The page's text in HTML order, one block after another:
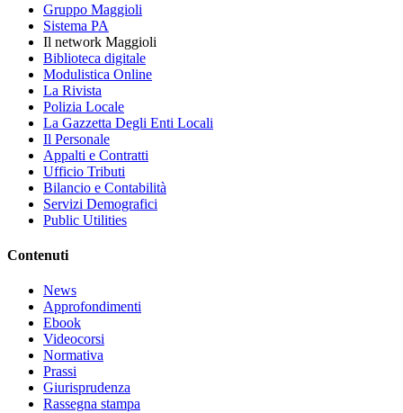
Gruppo Maggioli
Sistema PA
Il network Maggioli
Biblioteca digitale
Modulistica Online
La Rivista
Polizia Locale
La Gazzetta Degli Enti Locali
Il Personale
Appalti e Contratti
Ufficio Tributi
Bilancio e Contabilità
Servizi Demografici
Public Utilities
Contenuti
News
Approfondimenti
Ebook
Videocorsi
Normativa
Prassi
Giurisprudenza
Rassegna stampa